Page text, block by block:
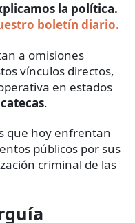
la política.
boletín diario.
a omisiones
vínculos directos,
en estados
.
que hoy enfrentan
públicos por sus
criminal de las